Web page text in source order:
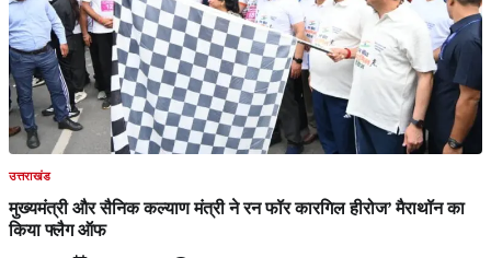
उत्तराखंड
मुख्यमंत्री और सैनिक कल्याण मंत्री ने रन फॉर कारगिल हीरोज’ मैराथॉन का
किया फ्लैग ऑफ